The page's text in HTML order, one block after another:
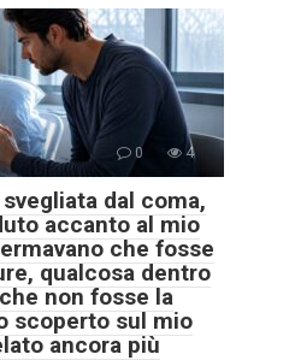
0 4
dal coma,
accanto al mio
che fosse
qualcosa dentro
non fosse la
scoperto sul mio
ancora più